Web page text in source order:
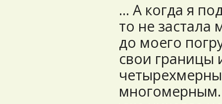
... А когда я
то не
до моего
свои границы
многомерным.